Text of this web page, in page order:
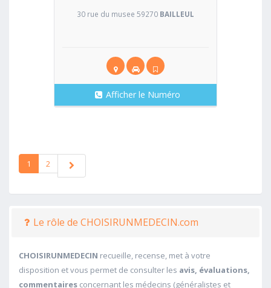
30 rue du musee 59270 BAILLEUL
Afficher le Numéro
1 2
Le rôle de CHOISIRUNMEDECIN.com
CHOISIRUNMEDECIN recueille, recense, met à votre
disposition et vous permet de consulter les avis, évaluations,
commentaires concernant les médecins (généralistes et